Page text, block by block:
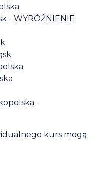
- WYRÓŻNIENIE
-
kurs mogą